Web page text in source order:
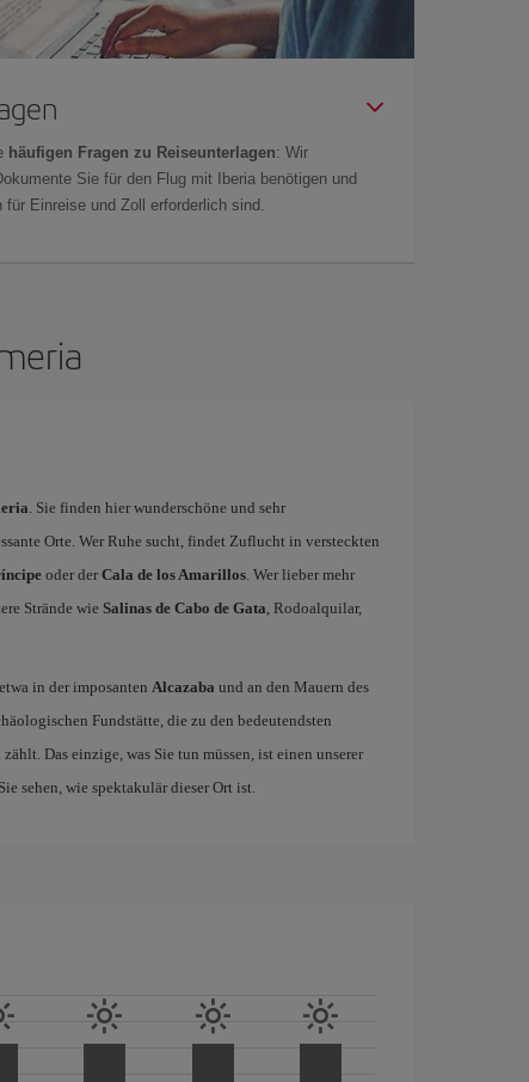
häufigen Fragen zu Reiseunterlagen: Wir
Sie für den Flug mit Iberia benötigen und
Einreise und Zoll erforderlich sind.
. Sie finden hier wunderschöne und sehr
Orte. Wer Ruhe sucht, findet Zuflucht in versteckten
oder der Cala de los Amarillos. Wer lieber mehr
Strände wie Salinas de Cabo de Gata, Rodoalquilar,
in der imposanten Alcazaba und an den Mauern des
Fundstätte, die zu den bedeutendsten
Das einzige, was Sie tun müssen, ist einen unserer
sehen, wie spektakulär dieser Ort ist.